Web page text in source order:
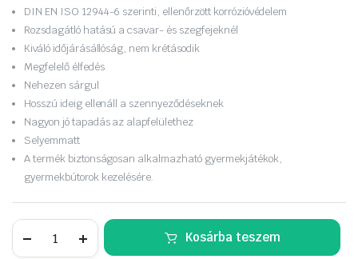
DIN EN ISO 12944-6 szerinti, ellenőrzött korrózióvédelem
Rozsdagátló hatású a csavar- és szegfejeknél
Kiváló időjárásállóság, nem krétásodik
Megfelelő élfedés
Nehezen sárgul
Hosszú ideig ellenáll a szennyeződéseknek
Nagyon jó tapadás az alapfelülethez
Selyemmatt
A termék biztonságosan alkalmazható gyermekjátékok,
gyermekbútorok kezelésére.
Metalprotect
Kosárba teszem